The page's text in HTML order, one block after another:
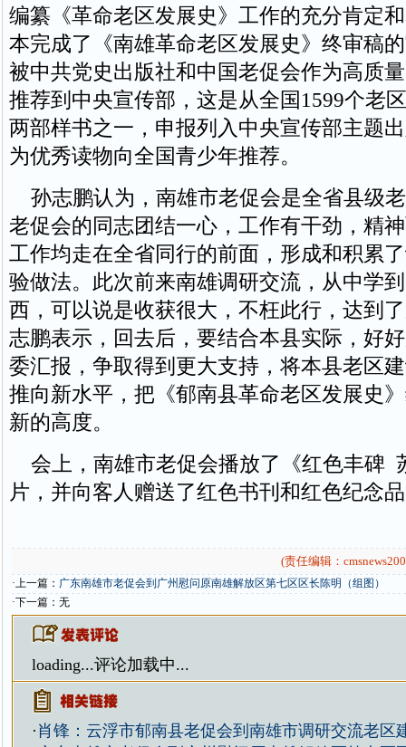
编纂《革命老区发展史》工作的充分肯定
本完成了《南雄革命老区发展史》终审稿
被中共党史出版社和中国老促会作为高质
推荐到中央宣传部，这是从全国1599个老
两部样书之一，申报列入中央宣传部主题
为优秀读物向全国青少年推荐。
孙志鹏认为，南雄市老促会是全省县级
老促会的同志团结一心，工作有干劲，精
工作均走在全省同行的前面，形成和积累
验做法。此次前来南雄调研交流，从中学
西，可以说是收获很大，不枉此行，达到
志鹏表示，回去后，要结合本县实际，好
委汇报，争取得到更大支持，将本县老区
推向新水平，把《郁南县革命老区发展史
新的高度。
会上，南雄市老促会播放了《红色丰碑
片，并向客人赠送了红色书刊和红色纪念
(责任编辑：
·上一篇： 广东南雄市老促会到广州慰问原南雄解放区第七区区长陈明（组图）
·下一篇：无
loading...评论加载中...
· 肖锋：云浮市郁南县老促会到南雄市调研交流老区